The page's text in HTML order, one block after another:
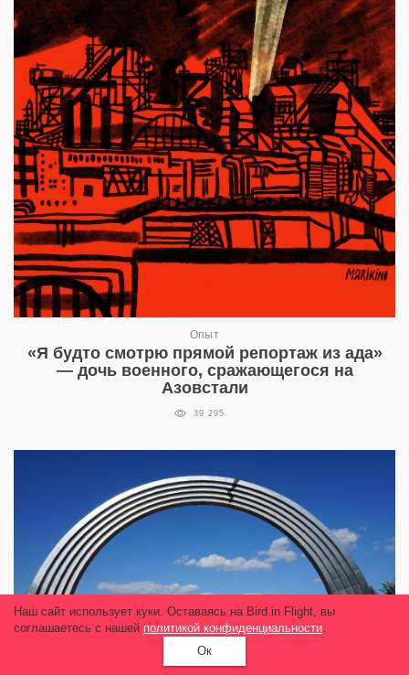
Опыт
«Я будто смотрю прямой репортаж из ада»
— дочь военного, сражающегося на
Азовстали
39 295
Наш сайт использует куки. Оставаясь на Bird in Flight, вы
соглашаетесь с нашей политикой конфиденциальности.
Ок